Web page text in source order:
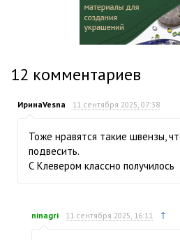
12 комментариев
ИринаVesna 11 сентября 2025, 07:38
Тоже нравятся такие швензы,
подвесить.
С Клевером классно получилось
ninagri 11 сентября 2025, 16:11 ↑